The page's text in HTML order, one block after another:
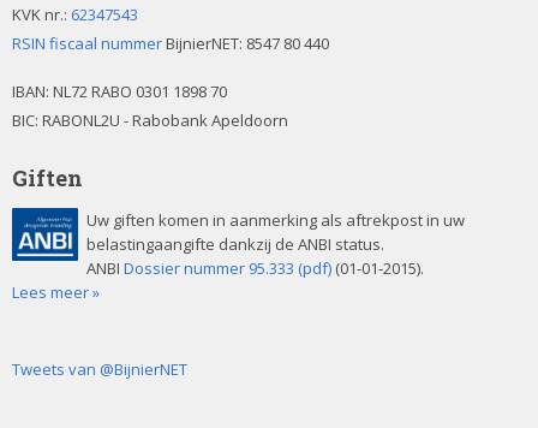
KVK nr.: 62347543
RSIN fiscaal nummerBijnierNET: 8547 80 440
IBAN: NL72 RABO 0301 1898 70
BIC: RABONL2U - Rabobank Apeldoorn
Giften
Uw giften komen in aanmerking als aftrekpost in uw
belastingaangifte dankzij de ANBI status.
ANBI Dossier nummer 95.333 (pdf) (01-01-2015).
Lees meer »
Tweets van @BijnierNET